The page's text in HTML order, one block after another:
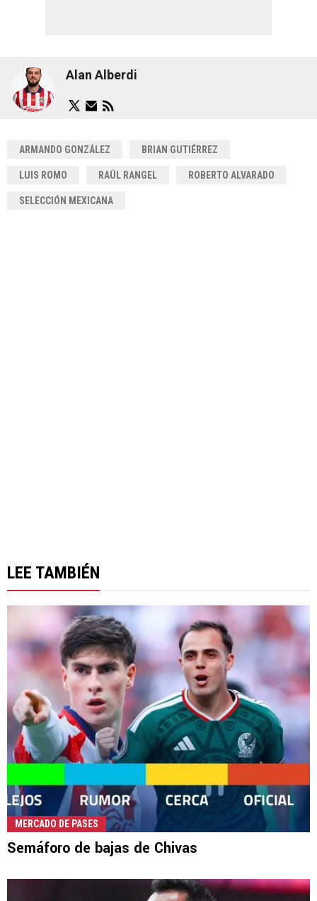
Alan Alberdi
ARMANDO GONZÁLEZ BRIAN GUTIÉRREZ
LUIS ROMO RAÚL RANGEL ROBERTO ALVARADO
SELECCIÓN MEXICANA
LEE TAMBIÉN
MERCADO DE PASES
Semáforo de bajas de Chivas